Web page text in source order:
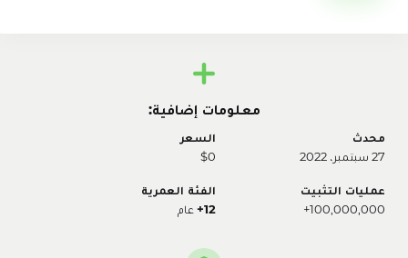
معلومات إضافية:
محدث
27 سبتمبر، 2022
السعر
$0
عمليات التثبيت
100,000,000+
الفئة العمرية
12+
عام